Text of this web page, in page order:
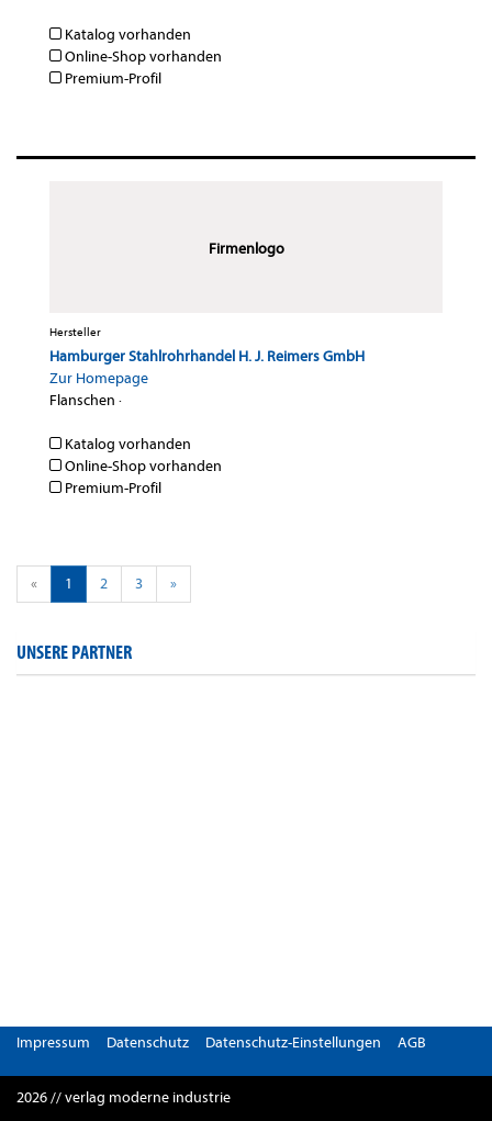
Katalog vorhanden
Online-Shop vorhanden
Premium-Profil
Firmenlogo
Hersteller
Hamburger Stahlrohrhandel H. J. Reimers GmbH
Zur Homepage
Flanschen ·
Katalog vorhanden
Online-Shop vorhanden
Premium-Profil
« 1 2 3 »
UNSERE PARTNER
Impressum Datenschutz Datenschutz-Einstellungen AGB
2026 // verlag moderne industrie